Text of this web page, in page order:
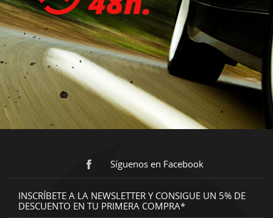
Síguenos en Facebook
INSCRÍBETE A LA NEWSLETTER Y CONSIGUE UN 5% DE
DESCUENTO EN TU PRIMERA COMPRA*